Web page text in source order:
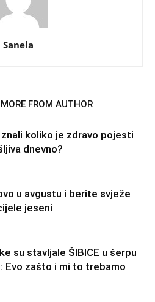
Sanela
MORE FROM AUTHOR
koliko je zdravo pojesti
dnevno?
u avgustu i berite svježe
jeseni
su stavljale ŠIBICE u šerpu
Evo zašto i mi to trebamo